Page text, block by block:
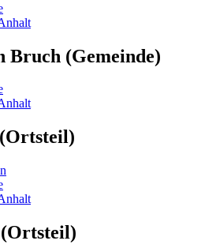
Bruch (Gemeinde)
(Ortsteil)